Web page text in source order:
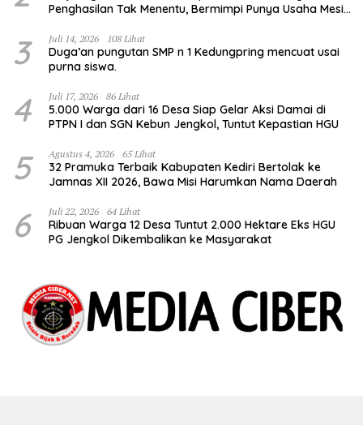
Penghasilan Tak Menentu, Bermimpi Punya Usaha Mesin
3 Juli 14, 2026 108 Lihat
Duga’an pungutan SMP n 1 Kedungpring mencuat usai
purna siswa.
4 Juli 17, 2026 86 Lihat
5.000 Warga dari 16 Desa Siap Gelar Aksi Damai di
PTPN I dan SGN Kebun Jengkol, Tuntut Kepastian HGU
5 Agustus 4, 2026 65 Lihat
32 Pramuka Terbaik Kabupaten Kediri Bertolak ke
Jamnas XII 2026, Bawa Misi Harumkan Nama Daerah
6 Juli 22, 2026 64 Lihat
Ribuan Warga 12 Desa Tuntut 2.000 Hektare Eks HGU
PG Jengkol Dikembalikan ke Masyarakat